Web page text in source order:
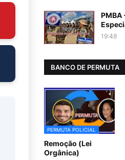
PMBA
19:48
BANCO DE PERMUTA
PERMUTA POLICIAL
Remoção (Lei
Orgânica)